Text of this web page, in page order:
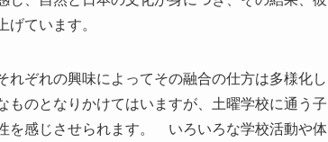
ています。
ぞれの興味によってその融合の仕方は多様化し
のとなりかけてはいますが、土曜学校に通う子
を感じさせられます。 いろいろな学校活動や体